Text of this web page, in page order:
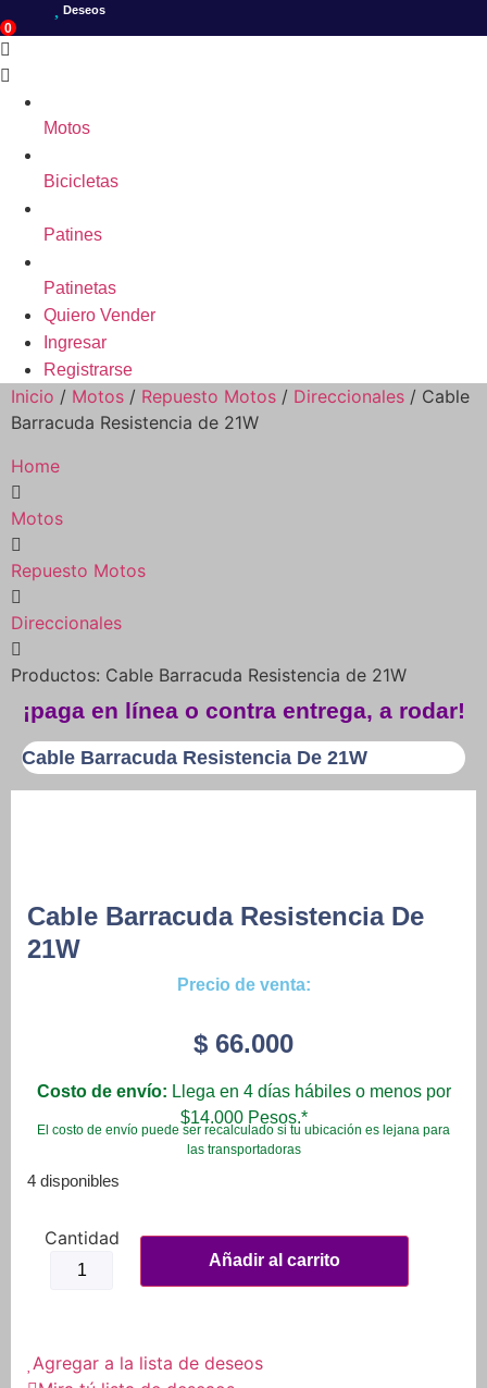
Deseos
0
Motos
Bicicletas
Patines
Patinetas
Quiero Vender
Ingresar
Registrarse
Inicio / Motos / Repuesto Motos / Direccionales / Cable
Barracuda Resistencia de 21W
Home
Motos
Repuesto Motos
Direccionales
Productos: Cable Barracuda Resistencia de 21W
¡paga en línea o contra entrega, a rodar!
Cable Barracuda Resistencia De 21W
Cable Barracuda Resistencia De
21W
Precio de venta:
$ 66.000
Costo de envío: Llega en 4 días hábiles o menos por
$14.000 Pesos.*
El costo de envío puede ser recalculado si tu ubicación es lejana para
las transportadoras
4 disponibles
Cable
Barracuda
ResistenciaAñadir al carrito
Agregar a la lista de deseos